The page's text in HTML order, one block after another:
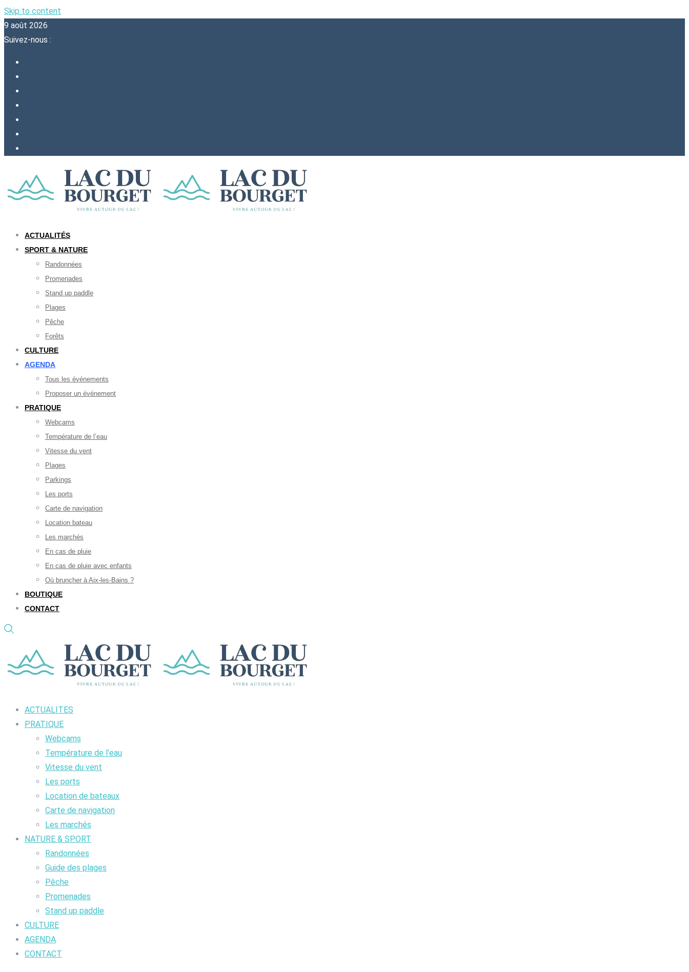
Skip to content
9 août 2026
Suivez-nous :
ACTUALITÉS
SPORT & NATURE
Randonnées
Promenades
Stand up paddle
Plages
Pêche
Forêts
CULTURE
AGENDA
Tous les événements
Proposer un événement
PRATIQUE
Webcams
Température de l’eau
Vitesse du vent
Plages
Parkings
Les ports
Carte de navigation
Location bateau
Les marchés
En cas de pluie
En cas de pluie avec enfants
Où bruncher à Aix-les-Bains ?
BOUTIQUE
CONTACT
ACTUALITES
PRATIQUE
Webcams
Température de l’eau
Vitesse du vent
Les ports
Location de bateaux
Carte de navigation
Les marchés
NATURE & SPORT
Randonnées
Guide des plages
Pêche
Promenades
Stand up paddle
CULTURE
AGENDA
CONTACT